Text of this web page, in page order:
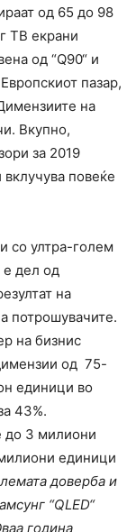
од 65 до 98
ТВ екрани
од “Q90“ и
пазар,
на
Вкупно,
за 2019
повеќе
со ултра-голем
е дел од
на
потрошувачите.
на бизнис
од 75-
единици во
43%.
до 3 милиони
единици
доверба и
“QLED“
година